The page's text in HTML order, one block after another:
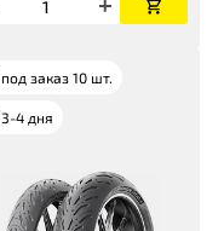
под заказ 10 шт.
3-4 дня